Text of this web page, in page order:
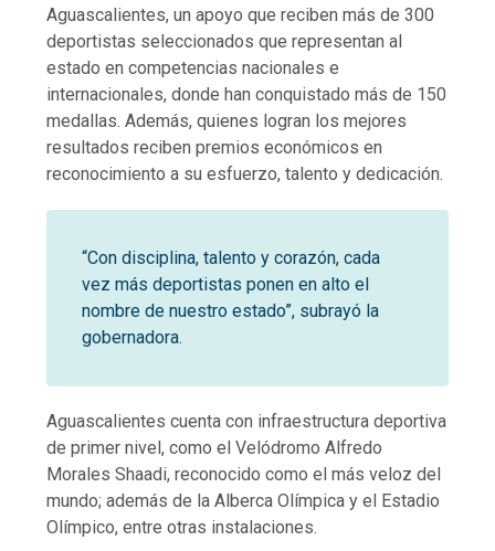
Aguascalientes, un apoyo que reciben más de 300
deportistas seleccionados que representan al
estado en competencias nacionales e
internacionales, donde han conquistado más de 150
medallas. Además, quienes logran los mejores
resultados reciben premios económicos en
reconocimiento a su esfuerzo, talento y dedicación.
“Con disciplina, talento y corazón, cada
vez más deportistas ponen en alto el
nombre de nuestro estado”, subrayó la
gobernadora.
Aguascalientes cuenta con infraestructura deportiva
de primer nivel, como el Velódromo Alfredo
Morales Shaadi, reconocido como el más veloz del
mundo; además de la Alberca Olímpica y el Estadio
Olímpico, entre otras instalaciones.